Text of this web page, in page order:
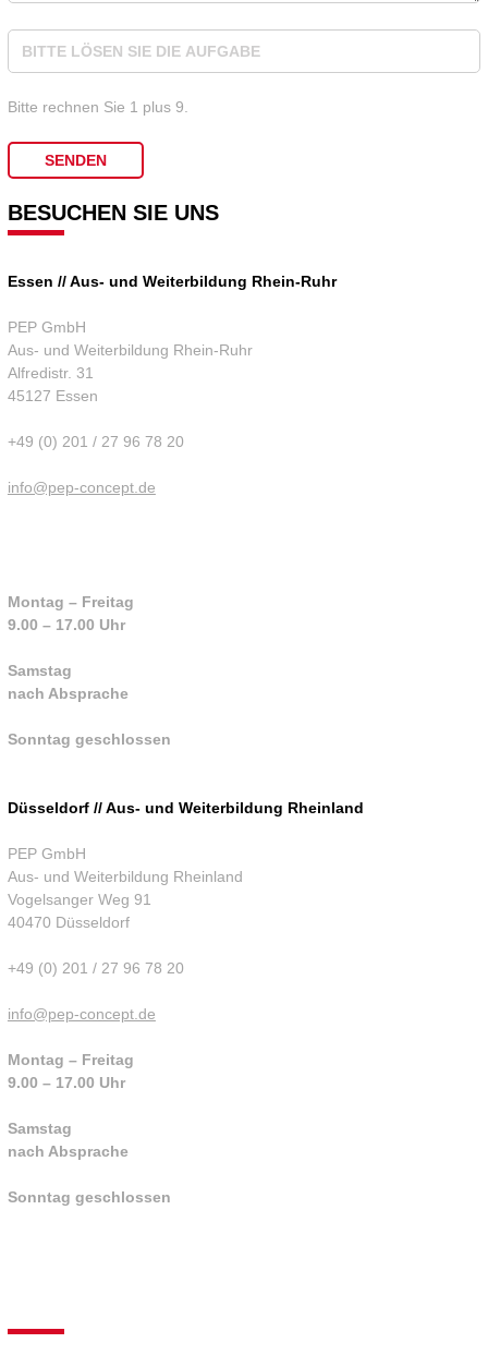
Bitte rechnen Sie 1 plus 9.
BESUCHEN SIE UNS
Essen // Aus- und Weiterbildung Rhein-Ruhr
PEP GmbH
Aus- und Weiterbildung Rhein-Ruhr
Alfredistr. 31
45127 Essen
+49 (0) 201 / 27 96 78 20
info@pep-concept.de
Montag – Freitag
9.00 – 17.00 Uhr
Samstag
nach Absprache
Sonntag geschlossen
Düsseldorf // Aus- und Weiterbildung Rheinland
PEP GmbH
Aus- und Weiterbildung Rheinland
Vogelsanger Weg 91
40470 Düsseldorf
+49 (0) 201 / 27 96 78 20
info@pep-concept.de
Montag – Freitag
9.00 – 17.00 Uhr
Samstag
nach Absprache
Sonntag geschlossen